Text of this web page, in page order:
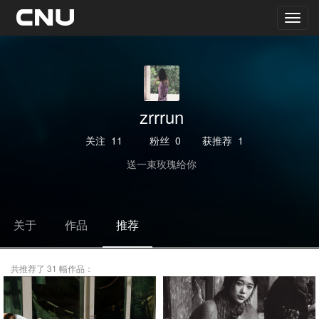
zrrrun
关注 11 粉丝 0 获推荐 1
送一束玫瑰给你
关于 作品 推荐
共推荐了 31 幅作品：